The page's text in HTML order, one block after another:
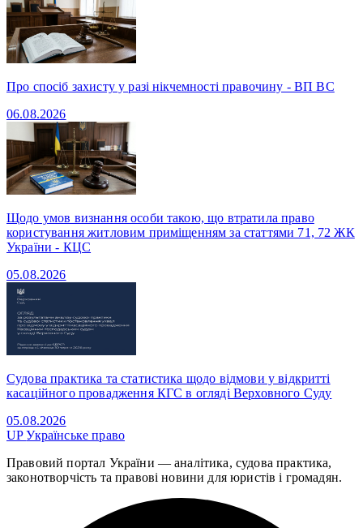
Про спосіб захисту у разі нікчемності правочину - ВП ВС
06.08.2026
Щодо умов визнання особи такою, що втратила право
користування житловим приміщенням за статтями 71, 72 ЖК
України - КЦС
05.08.2026
Судова практика та статистика щодо відмови у відкритті
касаційного провадження КГС в огляді Верховного Суду
05.08.2026
UPУкраїнське право
Правовий портал України — аналітика, судова практика,
законотворчість та правові новини для юристів і громадян.